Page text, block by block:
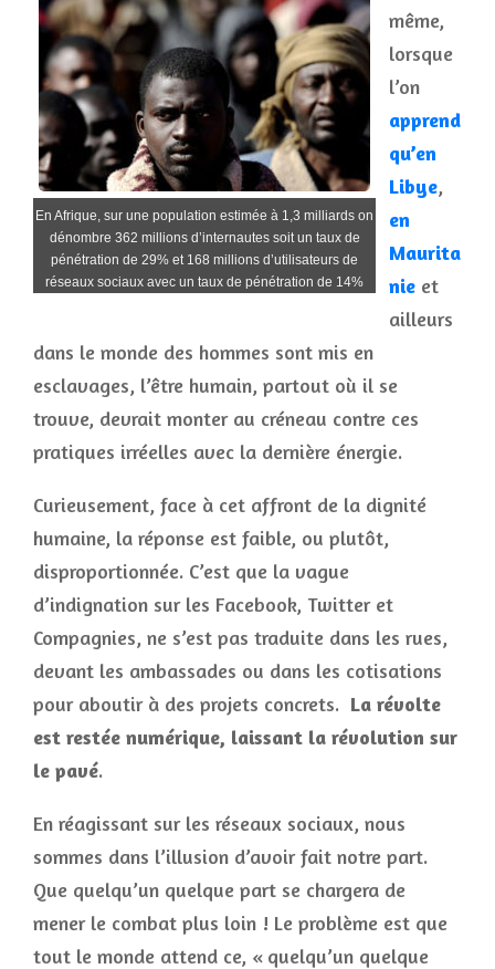
En Afrique, sur une population estimée à 1,3 milliards on
dénombre 362 millions d’internautes soit un taux de
pénétration de 29% et 168 millions d’utilisateurs de
réseaux sociaux avec un taux de pénétration de 14%
même,
lorsque
l’on
apprend
qu’en
Libye,
en
Maurita
nie et
ailleurs
dans le monde des hommes sont mis en
esclavages, l’être humain, partout où il se
trouve, devrait monter au créneau contre ces
pratiques irréelles avec la dernière énergie.
Curieusement, face à cet affront de la dignité
humaine, la réponse est faible, ou plutôt,
disproportionnée. C’est que la vague
d’indignation sur les Facebook, Twitter et
Compagnies, ne s’est pas traduite dans les rues,
devant les ambassades ou dans les cotisations
pour aboutir à des projets concrets. La révolte
est restée numérique, laissant la révolution sur
le pavé.
En réagissant sur les réseaux sociaux, nous
sommes dans l’illusion d’avoir fait notre part.
Que quelqu’un quelque part se chargera de
mener le combat plus loin ! Le problème est que
tout le monde attend ce, « quelqu’un quelque